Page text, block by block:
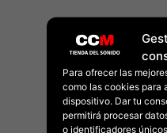
Para ofrecer las
como las cookies para
dispositivo. Dar tu
permitirá procesar
o identificadores